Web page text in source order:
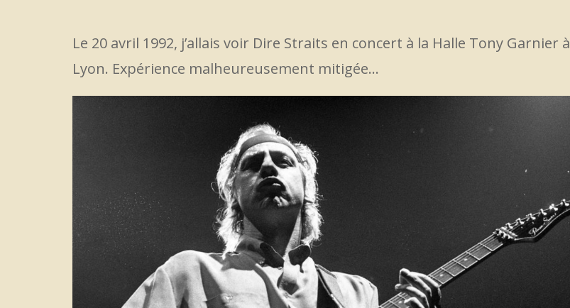
Le 20 avril 1992, j’allais voir Dire Straits en concert à la Halle Tony Garnier à
Lyon. Expérience malheureusement mitigée…